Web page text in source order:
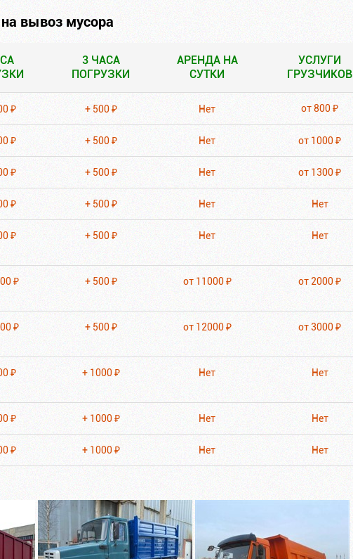
вывоз мусора
3 ЧАСА
ПОГРУЗКИ
АРЕНДА НА
СУТКИ
УСЛУГИ
ГРУЗЧИКОВ
ПОГРУЗКИ
СУТКИ
ГРУЗЧИКОВ
₽ + 500 ₽ Нет от 800 ₽
₽ + 500 ₽ Нет от 1000 ₽
₽ + 500 ₽ Нет от 1300 ₽
₽ + 500 ₽ Нет Нет
₽ + 500 ₽ Нет Нет
₽ + 500 ₽ от 11000 ₽ от 2000 ₽
₽ + 500 ₽ от 12000 ₽ от 3000 ₽
₽ + 1000 ₽ Нет Нет
₽ + 1000 ₽ Нет Нет
₽ + 1000 ₽ Нет Нет